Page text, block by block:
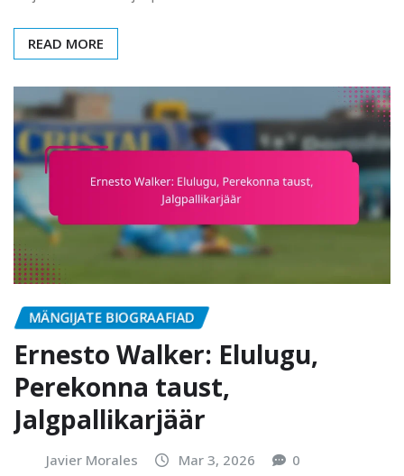
READ MORE
MÄNGIJATE BIOGRAAFIAD
Ernesto Walker: Elulugu,
Perekonna taust,
Jalgpallikarjäär
Javier Morales Mar 3, 2026 0